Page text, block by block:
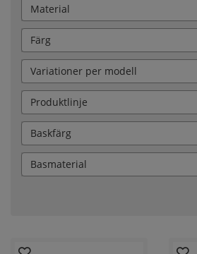
Material
Färg
Variationer per modell
Produktlinje
Baskfärg
Basmaterial